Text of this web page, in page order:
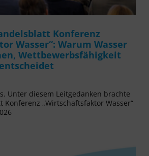
Konferenz
Wasser“: Warum Wasser
Wettbewerbsfähigkeit
Unter diesem Leitgedanken brachte
Konferenz „Wirtschaftsfaktor Wasser“